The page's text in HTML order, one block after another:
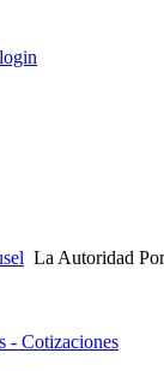
La Autoridad
- Cotizaciones